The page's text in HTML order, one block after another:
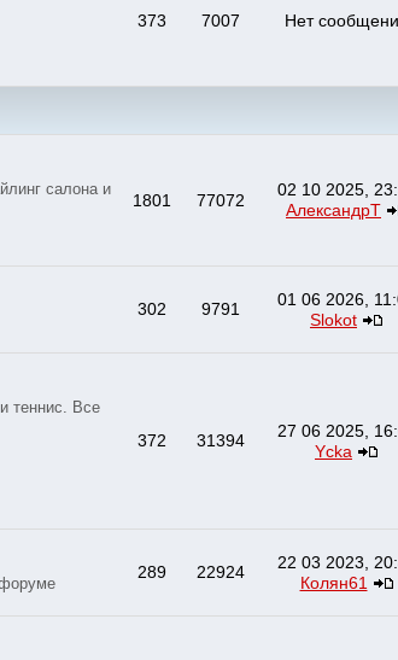
373 7007 Нет
салона и
1801 77072
02 10 2025,
АлександрТ
302 9791
01 06 2026,
Slokot
теннис. Все
372 31394
27 06 2025,
Ycka
289 22924
22 03 2023,
Колян61